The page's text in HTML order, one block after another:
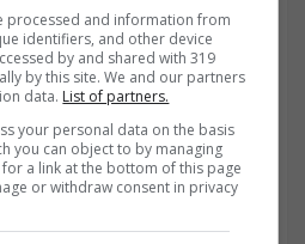
sono rimasti a casa
riceveranno un
paga a gennaio
dell’Immacolata
in un giorno già
e perciò non si è potuto
processed and information from
identifiers, and other device
by and shared with 319
by this site. We and our partners
data. List of partners.
your personal data on the basis
you can object to by managing
a link at the bottom of this page
or withdraw consent in privacy